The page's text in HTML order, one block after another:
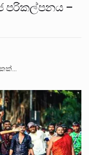
පරිකල්පනය –